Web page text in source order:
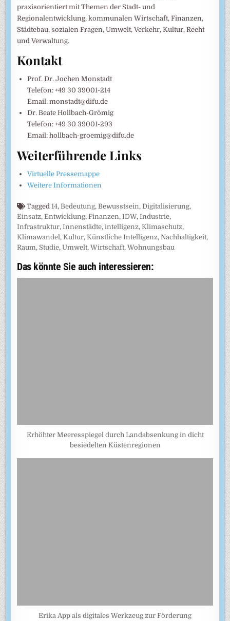
praxisorientiert mit Themen der Stadt- und
Regionalentwicklung, kommunalen Wirtschaft, Finanzen,
Städtebau, sozialen Fragen, Umwelt, Verkehr, Kultur, Recht
und Verwaltung.
Kontakt
Prof. Dr. Jochen Monstadt
Telefon: +49 30 39001-214
Email: monstadt@difu.de
Dr. Beate Hollbach-Grömig
Telefon: +49 30 39001-293
Email: hollbach-groemig@difu.de
Weiterführende Links
Virtuelle Pressemappe
Weitere Informationen
Tagged14,Bedeutung,Bewusstsein,Digitalisierung,
Einsatz,Entwicklung,Finanzen,IDW,Industrie,
Infrastruktur,Innenstädte,intelligenz,Klimaschutz,
Klimawandel,Kultur,Künstliche Intelligenz,Nachhaltigkeit,
Raum, Studie,Umwelt,Wirtschaft,Wohnungsbau
Das könnte Sie auch interessieren:
Erhöhter Meeresspiegel durch Landabsenkung in dicht
besiedelten Küstenregionen
Erika App als digitales Werkzeug zur Förderung